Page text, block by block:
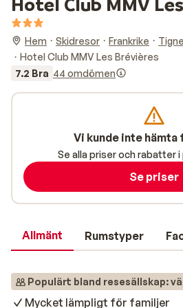
Hem Skidresor Frankrike
Hotel Club MMV Les Brévières
7.2 Bra 44 omdömen
Allmänt Rumstyper
Populärt bland resesällskap:
Mycket lämpligt för familjer
Vi kunde inte
Se alla priser och rabatter
Se priser